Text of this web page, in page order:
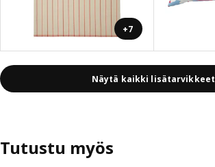
+7
Näytä kaikki lisätarvikkeet
Tutustu myös